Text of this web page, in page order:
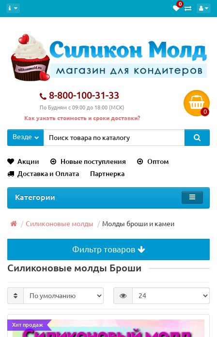
0
8-800-100-31-33
По Будням с 09:00 до 18:00 (МСК)
Как узнать стоимость и сроки доставки?
0
Везде
Акции Новые поступления
Оптом
Доставка и Оплата
Партнерка
Категории
Силиконовые молды Молды броши и камеи
Фильтр товаров
Силиконовые молды Броши
Хит продаж